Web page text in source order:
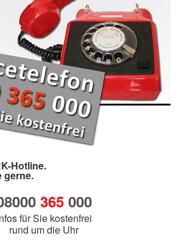
Hotline.
gerne.
365000
für Sie kostenfrei
rund um die Uhr